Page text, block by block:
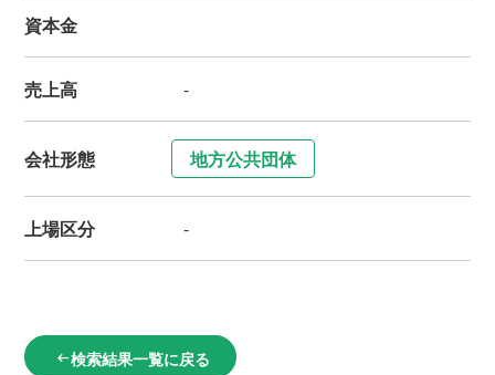
資本金
売上高 -
会社形態 地方公共団体
上場区分 -
arrow_left_alt検索結果一覧に戻る